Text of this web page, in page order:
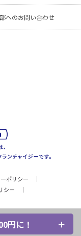
円に！
へのお問い合わせ
ポリシー
シー
Reserved.